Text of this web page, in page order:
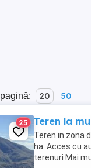
20 50
25 Teren la
Teren in zona
ha. Acces cu
terenuri Mai